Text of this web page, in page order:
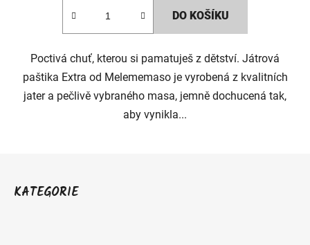
DO KOŠÍKU
Poctivá chuť, kterou si pamatuješ z dětství. Játrová
paštika Extra od Melememaso je vyrobená z kvalitních
jater a pečlivě vybraného masa, jemně dochucená tak,
aby vynikla...
KATEGORIE